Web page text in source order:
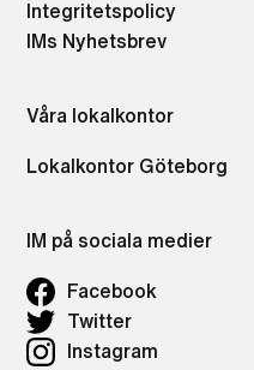
Integritetspolicy
IMs Nyhetsbrev
Våra lokalkontor
Lokalkontor Göteborg
IM på sociala medier
Facebook
Twitter
Instagram